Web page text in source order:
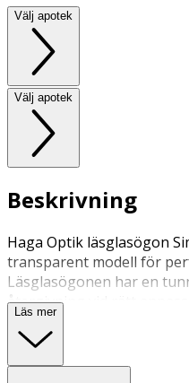
Välj apotek
Välj apotek
Beskrivning
Haga Optik läsglasögon
transparent modell för
Läsglasögonen har en
återgivning vid rätt
antinickel-behandlade.
Läsglasögonen hjälper för
Läs mer